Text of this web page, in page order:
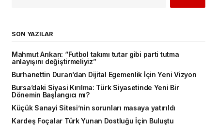
SON YAZILAR
Mahmut Arıkan: “Futbol takımı tutar gibi parti tutma
anlayışını değiştirmeliyiz”
Burhanettin Duran’dan Dijital Egemenlik İçin Yeni Vizyon
Bursa’daki Siyasi Kırılma: Türk Siyasetinde Yeni Bir
Dönemin Başlangıcı mı?
Küçük Sanayi Sitesi’nin sorunları masaya yatırıldı
Kardeş Foçalar Türk Yunan Dostluğu İçin Buluştu